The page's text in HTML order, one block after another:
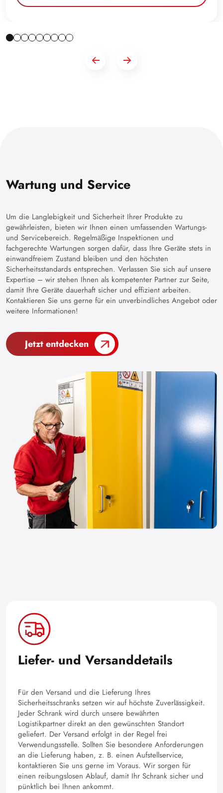
Wartung und Service
Um die Langlebigkeit und Sicherheit Ihrer Produkte zu
gewährleisten, bieten wir Ihnen einen umfassenden Wartungs-
und Servicebereich. Regelmäßige Inspektionen und
fachgerechte Wartungen sorgen dafür, dass Ihre Geräte stets in
einwandfreiem Zustand bleiben und den höchsten
Sicherheitsstandards entsprechen. Verlassen Sie sich auf unsere
Expertise – wir stehen Ihnen als kompetenter Partner zur Seite,
damit Ihre Geräte dauerhaft sicher und effizient arbeiten.
Kontaktieren Sie uns gerne für ein unverbindliches Angebot oder
weitere Informationen!
Jetzt entdecken
Liefer- und Versanddetails
Für den Versand und die Lieferung Ihres
Sicherheitsschranks setzen wir auf höchste Zuverlässigkeit.
Jeder Schrank wird durch unsere bewährten
Logistikpartner direkt an den gewünschten Standort
geliefert. Der Versand erfolgt in der Regel frei
Verwendungsstelle. Sollten Sie besondere Anforderungen
an die Lieferung haben, z. B. einen Aufstellservice,
kontaktieren Sie uns gerne im Voraus. Wir sorgen für
einen reibungslosen Ablauf, damit Ihr Schrank sicher und
pünktlich bei Ihnen ankommt.